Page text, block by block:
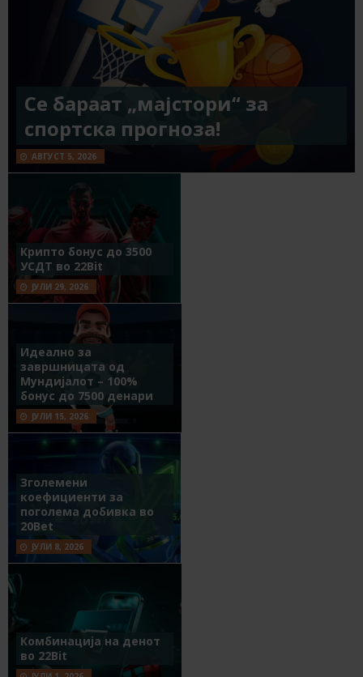
Се бараат „мајстори“ за
спортска прогноза!
АВГУСТ 5, 2026
Крипто бонус до 3500
УСДТ во 22Bit
ЈУЛИ 29, 2026
Идеално за
завршницата од
Мундијалот – 100%
бонус до 7500 денари
ЈУЛИ 15, 2026
Зголемени
коефициенти за
поголема добивка во
20Bet
ЈУЛИ 8, 2026
Комбинација на денот
во 22Bit